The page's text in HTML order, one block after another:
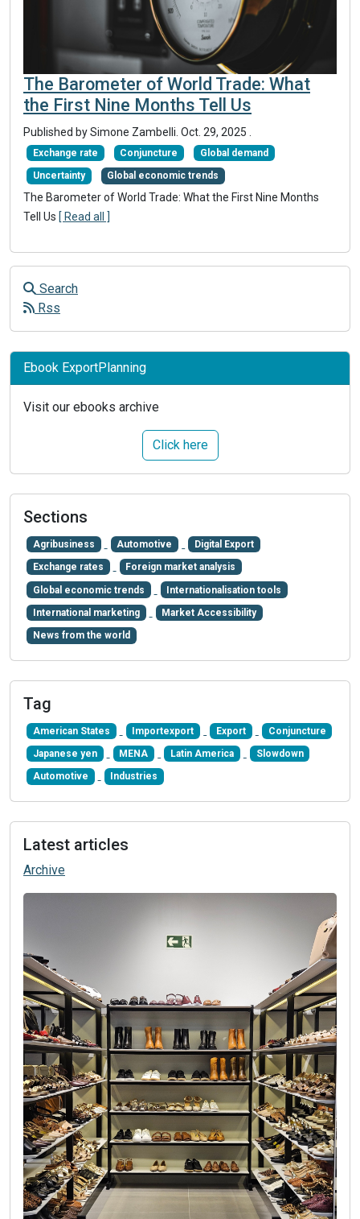
The Barometer of World Trade: What
the First Nine Months Tell Us
Published bySimone Zambelli Oct. 29, 2025
Exchange rate Conjuncture Global demand
Uncertainty Global economic trends
The Barometer of World Trade: What the First Nine Months
Tell Us [ Read all ]
Search
Rss
Ebook ExportPlanning
Visit our ebooks archive
Click here
Sections
Agribusiness Automotive Digital Export
Exchange rates Foreign market analysis
Global economic trends Internationalisation tools
International marketing Market Accessibility
News from the world
Tag
American States Importexport Export Conjuncture
Japanese yen MENA Latin America Slowdown
Automotive Industries
Latest articles
Archive